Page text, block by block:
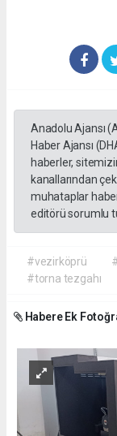
Anadolu Ajansı
Haber Ajansı
haberler,
kanallarından
muhataplar
editörü sorumlu
#vezirköprü
#torna tezgahı
Habere Ek